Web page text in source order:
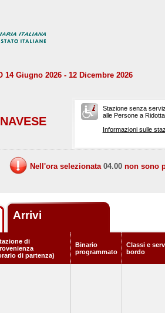
14 Giugno 2026 - 12 Dicembre 2026
Stazione senza
alle Persone a
Informazioni sulle
Nell'ora selezionata 04.00 non sono
Arrivi
di
di partenza)
Binario
programmato
Classi e
bordo